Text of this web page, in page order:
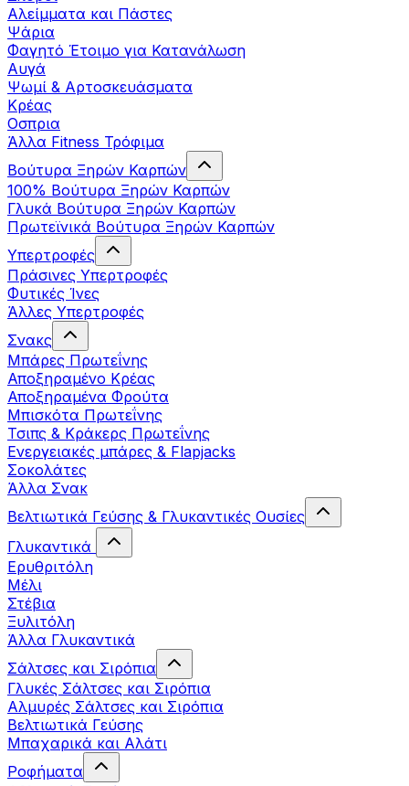
Αλείμματα και Πάστες
Ψάρια
Φαγητό Έτοιμο για Κατανάλωση
Αυγά
Ψωμί & Αρτοσκευάσματα
Κρέας
Οσπρια
Άλλα Fitness Τρόφιμα
Βούτυρα Ξηρών Καρπών
100% Βούτυρα Ξηρών Καρπών
Γλυκά Βούτυρα Ξηρών Καρπών
Πρωτεϊνικά Βούτυρα Ξηρών Καρπών
Υπερτροφές
Πράσινες Υπερτροφές
Φυτικές Ίνες
Άλλες Υπερτροφές
Σνακς
Μπάρες Πρωτεΐνης
Αποξηραμένο Κρέας
Αποξηραμένα Φρούτα
Μπισκότα Πρωτεΐνης
Τσιπς & Kράκερς Πρωτεΐνης
Ενεργειακές μπάρες & Flapjacks
Σοκολάτες
Άλλα Σνακ
Βελτιωτικά Γεύσης & Γλυκαντικές Ουσίες
Γλυκαντικά
Ερυθριτόλη
Μέλι
Στέβια
Ξυλιτόλη
Άλλα Γλυκαντικά
Σάλτσες και Σιρόπια
Γλυκές Σάλτσες και Σιρόπια
Αλμυρές Σάλτσες και Σιρόπια
Bελτιωτικά Γεύσης
Μπαχαρικά και Αλάτι
Ροφήματα